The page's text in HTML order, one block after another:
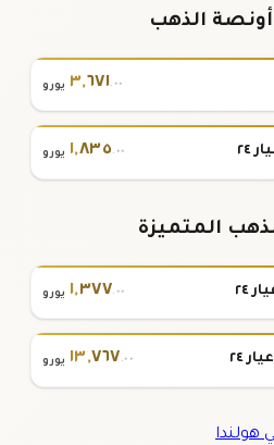
الذهب
٣,٦٧١.٠٠ يورو
٢٤ ١,٨٣٥.٠٠ يورو
المتميزة
١,٣٧٧.٠٠ يورو
١٣,٧٦٧.٠٠ يورو
هولندا